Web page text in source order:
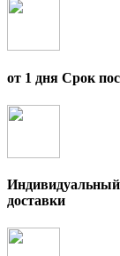
от 1 дня Срок
Индивидуальный
доставки